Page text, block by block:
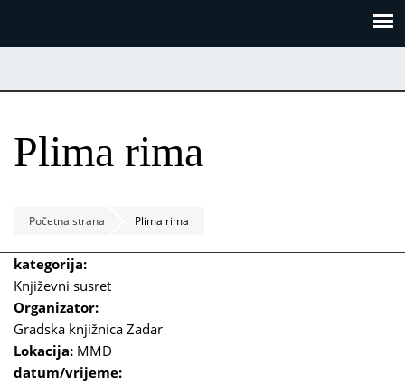
Plima rima
Početna strana Plima rima
kategorija:
Književni susret
Organizator:
Gradska knjižnica Zadar
Lokacija: MMD
datum/vrijeme: